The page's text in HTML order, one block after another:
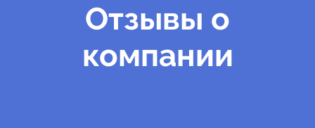
Отзывы о
компании